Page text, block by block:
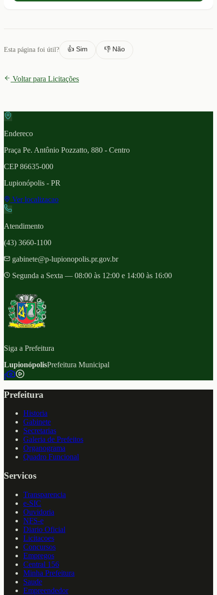
Esta página foi útil? 👍 Sim 👎 Não
Voltar para Licitações
Endereco
Praça Pe. Antônio Pozzatto, 880 - Centro
CEP86635-000
Lupionópolis - PR
Ver localizacao
Atendimento
(43) 3660-1100
gabinete@p-lupionopolis.pr.gov.br
Segunda a Sexta — 08:00 às 12:00 e 14:00 às 16:00
Siga a Prefeitura
LupionópolisPrefeitura Municipal
f
Prefeitura
Historia
Gabinete
Secretarias
Galeria de Prefeitos
Organograma
Quadro Funcional
Servicos
Transparencia
e-SIC
Ouvidoria
NFS-e
Diario Oficial
Licitacoes
Concursos
Empregos
Central 156
Minha Prefeitura
Saude
Empreendedor